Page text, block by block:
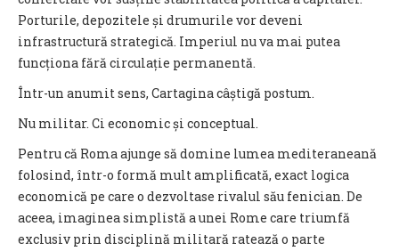
Porturile, depozitele și drumurile vor deveni
infrastructură strategică. Imperiul nu va mai putea
funcționa fără circulație permanentă.
Într-un anumit sens, Cartagina câștigă postum.
Nu militar. Ci economic și conceptual.
Pentru că Roma ajunge să domine lumea mediteraneană
folosind, într-o formă mult amplificată, exact logica
economică pe care o dezvoltase rivalul său fenician. De
aceea, imaginea simplistă a unei Rome care triumfă
exclusiv prin disciplină militară ratează o parte